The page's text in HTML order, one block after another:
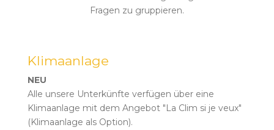
Fragen zu gruppieren.
Klimaanlage
NEU
Alle unsere Unterkünfte verfügen über eine
Klimaanlage mit dem Angebot "La Clim si je veux"
(Klimaanlage als Option).